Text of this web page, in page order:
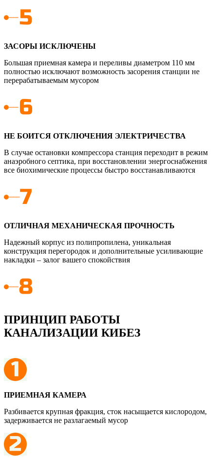
ЗАСОРЫ ИСКЛЮЧЕНЫ
Большая приемная камера и переливы диаметром 110 мм
полностью исключают возможность засорения станции не
перерабатываемым мусором
НЕ БОИТСЯ ОТКЛЮЧЕНИЯ ЭЛЕКТРИЧЕСТВА
В случае остановки компрессора станция переходит в режим
анаэробного септика, при восстановлении энергоснабжения
все биохимические процессы быстро восстанавливаются
ОТЛИЧНАЯ МЕХАНИЧЕСКАЯ ПРОЧНОСТЬ
Надежный корпус из полипропилена, уникальная
конструкция перегородок и дополнительные усиливающие
накладки – залог вашего спокойствия
ПРИНЦИП РАБОТЫ
КАНАЛИЗАЦИИ КИБЕЗ
ПРИЕМНАЯ КАМЕРА
Разбивается крупная фракция, сток насыщается кислородом,
задерживается не разлагаемый мусор